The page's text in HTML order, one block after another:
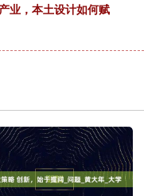
业，本土设计如何赋